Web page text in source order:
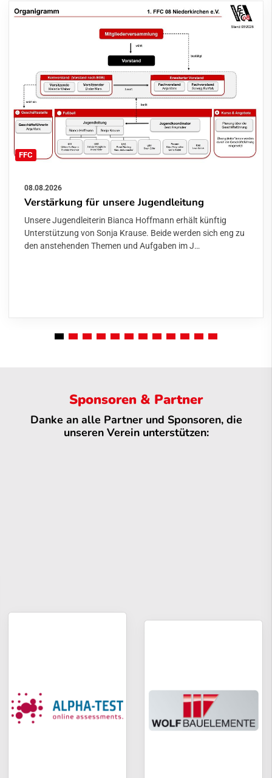
FFC
08.08.2026
Verstärkung für unsere Jugendleitung
Unsere Jugendleiterin Bianca Hoffmann erhält künftig
Unterstützung von Sonja Krause. Beide werden sich eng zu
den anstehenden Themen und Aufgaben im J…
Sponsoren & Partner
Danke an alle Partner und Sponsoren, die
unseren Verein unterstützen: